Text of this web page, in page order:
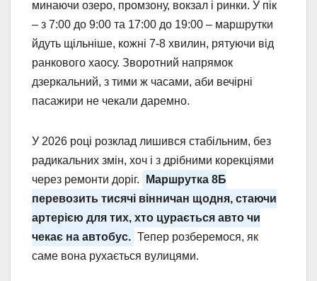
минаючи озеро, промзону, вокзал і ринки. У пік
– з 7:00 до 9:00 та 17:00 до 19:00 – маршрутки
йдуть щільніше, кожні 7-8 хвилин, рятуючи від
ранкового хаосу. Зворотний напрямок
дзеркальний, з тими ж часами, аби вечірні
пасажири не чекали даремно.
У 2026 році розклад лишився стабільним, без
радикальних змін, хоч і з дрібними корекціями
через ремонти доріг.
Маршрутка 8Б
перевозить тисячі вінничан щодня, стаючи
артерією для тих, хто цурається авто чи
чекає на автобус. Тепер розберемося, як
саме вона рухається вулицями.